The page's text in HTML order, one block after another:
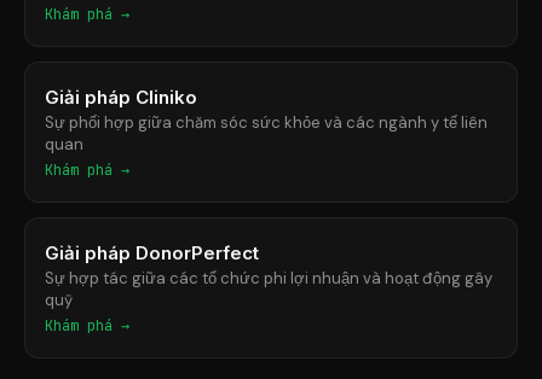
Khám phá →
Giải pháp Cliniko
Sự phối hợp giữa chăm sóc sức khỏe và các ngành y tế liên
quan
Khám phá →
Giải pháp DonorPerfect
Sự hợp tác giữa các tổ chức phi lợi nhuận và hoạt động gây
quỹ
Khám phá →